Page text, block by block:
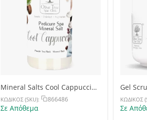
Mineral Salts Cool Cappuccino
1100g
ΚΩΔΙΚΟΣ (SKU): 866486
Σε Απόθεμα
Gel
30g
ΚΩΔΙΚΟΣ
Σε